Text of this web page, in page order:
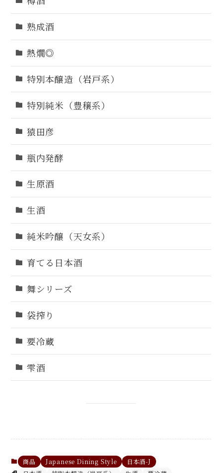
熟成酒
熱燗◎
特別本醸造（岩戸系）
特別純米（豊穣系）
猿田彦
瓶内発酵
生原酒
生酒
純米吟醸（天女系）
育てる日本酒
舞シリーズ
袋搾り
要冷蔵
雫酒
商品 Japanese Dining Style
日本酒-J